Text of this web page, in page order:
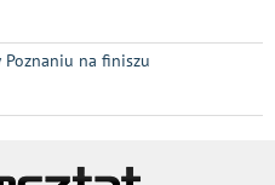
Poznaniu na finiszu